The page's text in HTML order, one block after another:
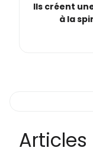
Ils créent
à la
Articles